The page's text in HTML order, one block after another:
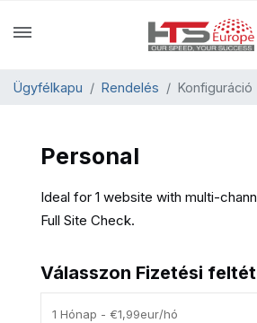
Ügyfélkapu Rendelés Konfiguráció
Personal
Ideal for 1 website with multi-
Full Site Check.
Válasszon Fizetési